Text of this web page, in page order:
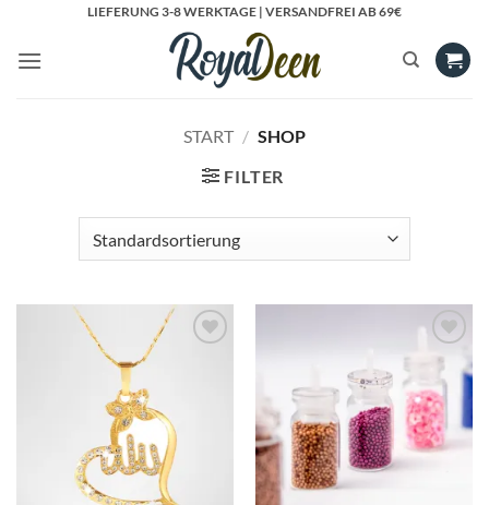
springen
LIEFERUNG 3-8 WERKTAGE | VERSANDFREI AB 69€
START / SHOP
FILTER
Add to
Wishlist